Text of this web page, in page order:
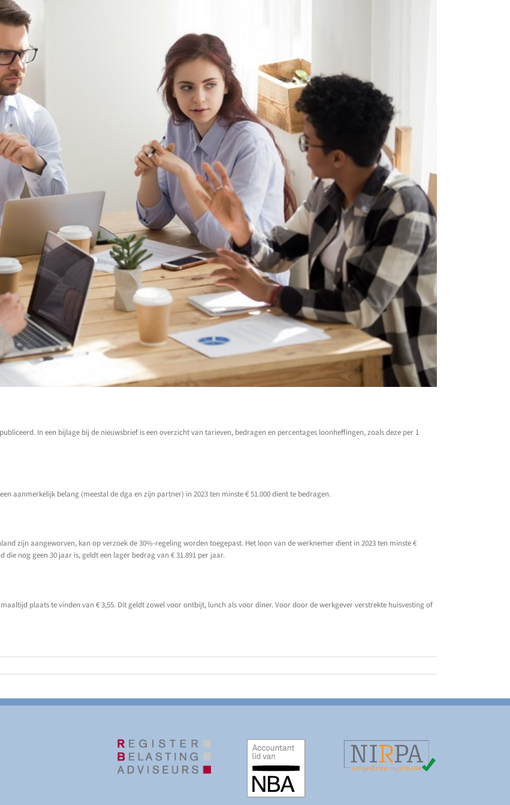
In een bijlage bij de nieuwsbrief is een overzicht van tarieven, bedragen en percentages loonheffingen, zoals deze per 1
aanmerkelijk belang (meestal de dga en zijn partner) in 2023 ten minste € 51.000 dient te bedragen.
zijn aangeworven, kan op verzoek de 30%-regeling worden toegepast. Het loon van de werknemer dient in 2023 ten minste €
nog geen 30 jaar is, geldt een lager bedrag van € 31.891 per jaar.
plaats te vinden van € 3,55. Dit geldt zowel voor ontbijt, lunch als voor diner. Voor door de werkgever verstrekte huisvesting of